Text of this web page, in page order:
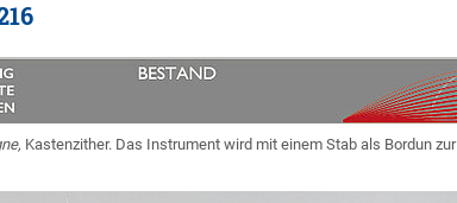
Kastenzither. Das Instrument wird mit einem Stab als Bordun zur